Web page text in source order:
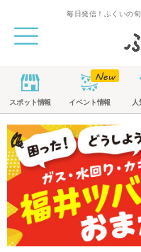
毎日発信！ふくいの
スポット情報 イベント情報 人